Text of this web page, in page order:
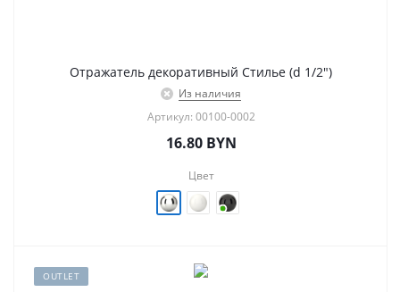
Отражатель декоративный Стилье (d 1/2")
Из наличия
Артикул: 00100-0002
16.80BYN
Цвет
OUTLET